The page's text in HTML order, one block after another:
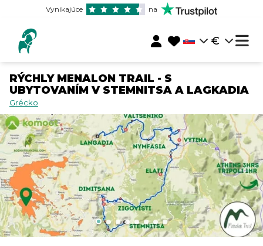
Vynikajúce na
€
RÝCHLY MENALON TRAIL - S
UBYTOVANÍM V STEMNITSA A LAGKADIA
Grécko